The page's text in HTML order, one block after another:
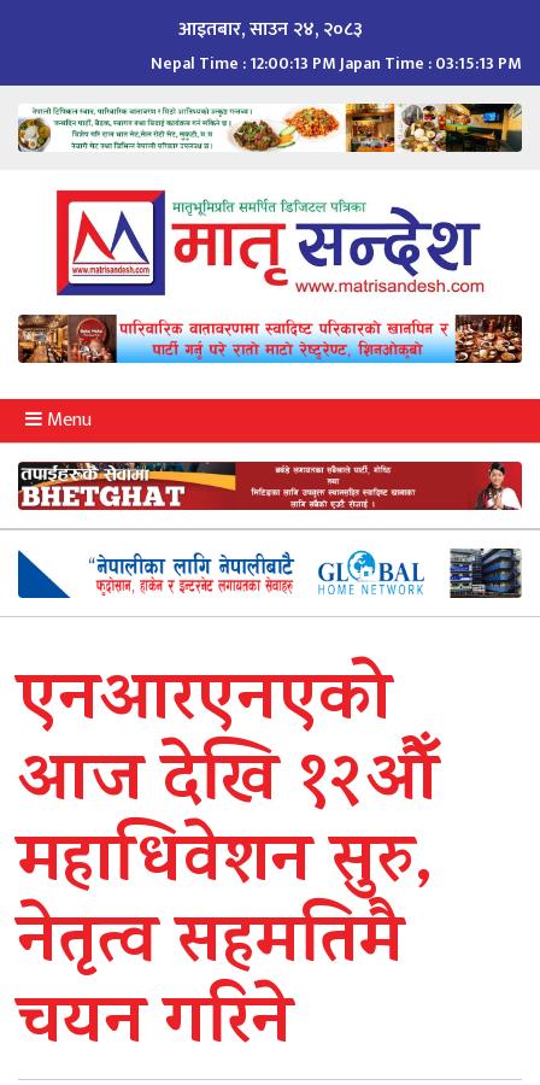
आइतबार, साउन २४, २०८३
Nepal Time :12:00:14 PMJapan Time :03:15:14 PM
Menu
एनआरएनएको
आज देखि १२औँ
महाधिवेशन सुरु,
नेतृत्व सहमतिमै
चयन गरिने